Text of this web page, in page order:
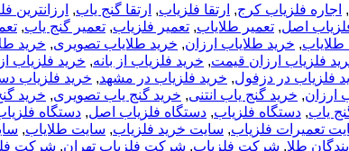
, اجاره فلزیاب کرج, ارتقا فلزیاب, ارتقا گنج یاب, ارزانترین
اصل, تعمیر طلایاب, تعمیر فلزیاب, تعمیر گنج یاب,
طلایاب, خرید طلایاب ارزان, خرید طلایاب تصویری, خرید
فلزیاب ارزان قیمت, خرید فلزیاب از بانه, خرید فلزیاب
فلزیاب در دزفول, خرید فلزیاب در مشهد, خرید فلزیاب
ارزان, خرید گنج یاب انتنی, خرید گنج یاب تصویری, خرید
یاب, دستگاه فلزیاب, دستگاه فلزیاب اصل, دستگاه
تعمیرات فلزیاب, سایت خرید فلزیاب, سایت طلایاب,
طلا, شرکت فلزیاب, شرکت فلزیاب تهران, شرکت